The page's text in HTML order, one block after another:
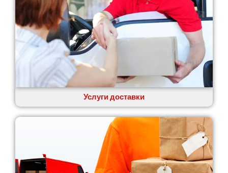
Услуги доставки